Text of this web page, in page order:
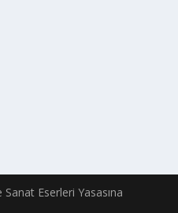
Eserleri Yasasına